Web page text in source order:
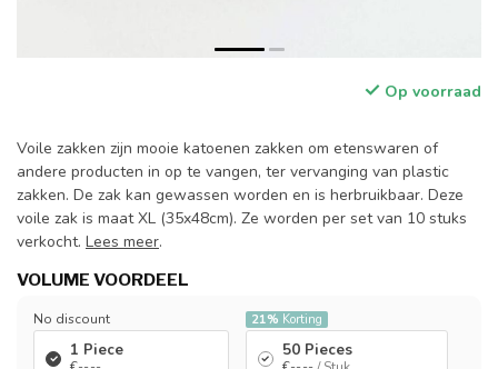
Op voorraad
Voile zakken zijn mooie katoenen zakken om etenswaren of
andere producten in op te vangen, ter vervanging van plastic
zakken. De zak kan gewassen worden en is herbruikbaar. Deze
voile zak is maat XL (35x48cm). Ze worden per set van 10 stuks
verkocht. Lees meer.
VOLUME VOORDEEL
No discount
1 Piece
21% Korting
50 Pieces